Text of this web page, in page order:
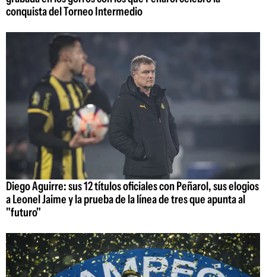
conquista del Torneo Intermedio
Diego Aguirre: sus 12 títulos oficiales con Peñarol, sus elogios
a Leonel Jaime y la prueba de la línea de tres que apunta al
"futuro"